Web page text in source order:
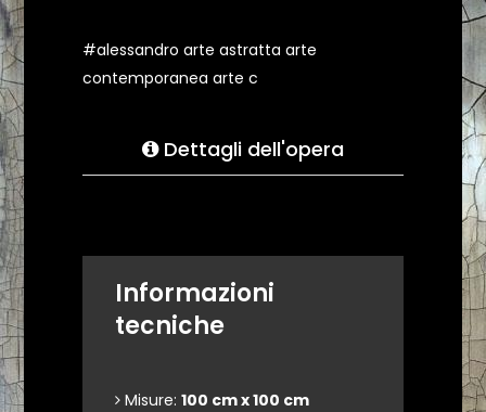
#alessandro arte astratta arte
contemporanea arte c
Dettagli dell'opera
Informazioni
tecniche
Misure: 100 cm x 100 cm